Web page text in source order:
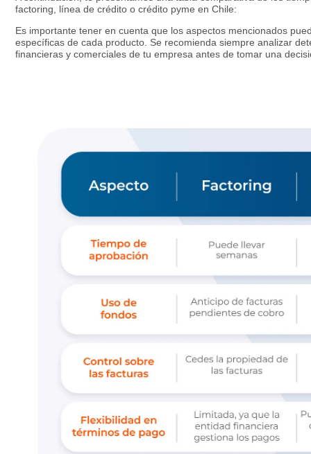
factoring, línea de crédito o crédito pyme en Chile:
Es importante tener en cuenta que los aspectos mencionados
específicas de cada producto. Se recomienda siempre analizar
financieras y comerciales de tu empresa antes de tomar una